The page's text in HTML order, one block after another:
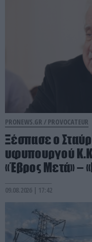
PRONEWS.GR / PROVOCATEUR
Ξέσπασε ο
υφυπουργού
«Έβρος Μετά» –
09.08.2026 | 17:42